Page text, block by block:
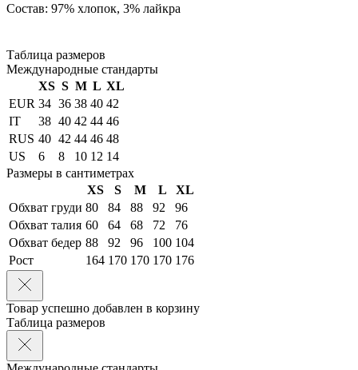
Состав: 97% хлопок, 3% лайкра
Таблица размеров
Международные стандарты
XS S M L XL
EUR 34 36 38 40 42
IT
38 40 42 44 46
RUS 40 42 44 46 48
US
6 8 10 12 14
Размеры в сантиметрах
XS
S M L
XL
Обхват груди 80 84 88 92
96
Обхват талия 60 64 68 72
76
Обхват бедер 88 92 96 100 104
Рост
164 170 170 170 176
Товар успешно добавлен в корзину
Таблица размеров